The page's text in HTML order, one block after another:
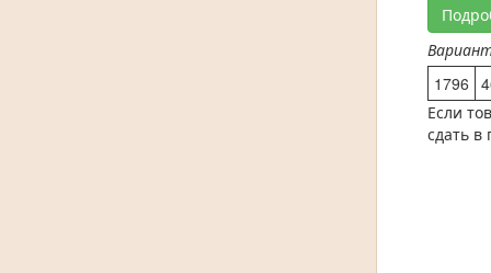
1796
Если
сдать